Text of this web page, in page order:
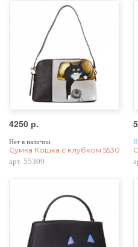
4250 р.
Нет в наличии
Сумка Кошка с клубком 55309,
арт. 55309
В